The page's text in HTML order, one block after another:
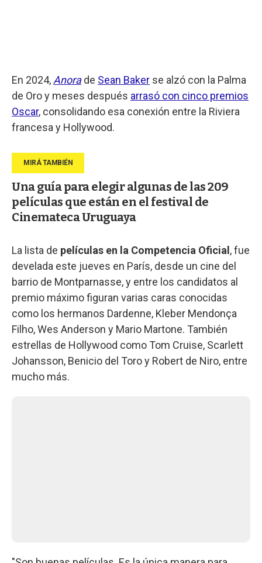
En 2024, Anorade Sean Baker se alzó con la Palma
de Oro y meses después arrasó con cinco premios
Oscar, consolidando esa conexión entre la Riviera
francesa y Hollywood.
Una guía para elegir algunas de las 209
películas que están en el festival de
Cinemateca Uruguaya
La lista de películas en la Competencia Oficial , fue
develada este jueves en París, desde un cine del
barrio de Montparnasse, y entre los candidatos al
premio máximo figuran varias caras conocidas
como los hermanos Dardenne, Kleber Mendonça
Filho, Wes Anderson y Mario Martone. También
estrellas de Hollywood como Tom Cruise, Scarlett
Johansson, Benicio del Toro y Robert de Niro, entre
mucho más.